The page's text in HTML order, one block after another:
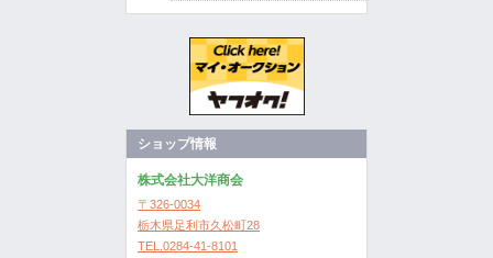
ショップ情報
株式会社大洋商会
〒326-0034
栃木県足利市久松町28
TEL.0284-41-8101